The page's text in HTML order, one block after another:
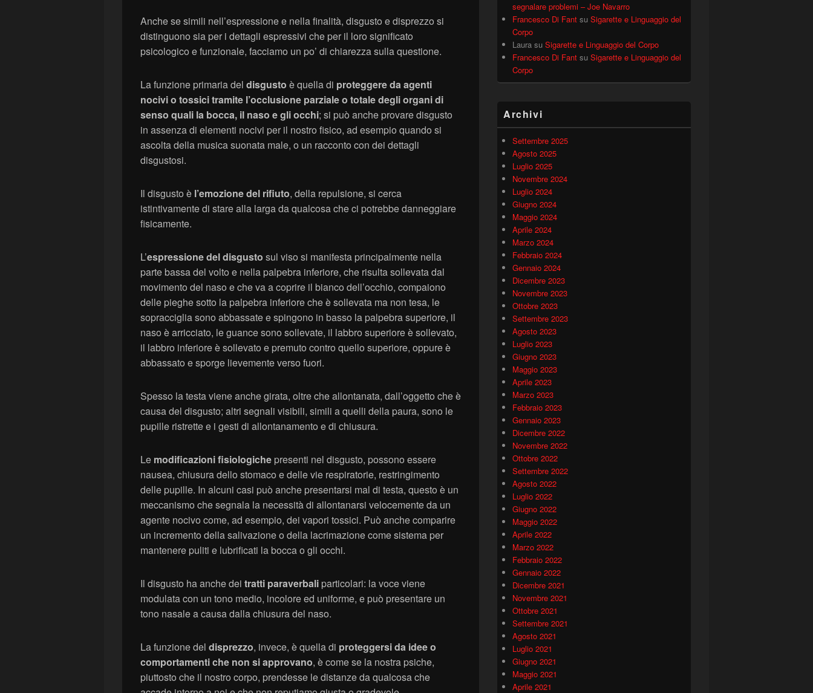
Anche se simili nell’espressione e nella finalità, disgusto e disprezzo si
distinguono sia per i dettagli espressivi che per il loro significato
psicologico e funzionale, facciamo un po’ di chiarezza sulla questione.
La funzione primaria del disgusto è quella di proteggere da agenti
nocivi o tossici tramite l’occlusione parziale o totale degli organi di
senso quali la bocca, il naso e gli occhi; si può anche provare disgusto
in assenza di elementi nocivi per il nostro fisico, ad esempio quando si
ascolta della musica suonata male, o un racconto con dei dettagli
disgustosi.
Il disgusto è l’emozione del rifiuto, della repulsione, si cerca
istintivamente di stare alla larga da qualcosa che ci potrebbe danneggiare
fisicamente.
L’espressione del disgusto sul viso si manifesta principalmente nella
parte bassa del volto e nella palpebra inferiore, che risulta sollevata dal
movimento del naso e che va a coprire il bianco dell’occhio, compaiono
delle pieghe sotto la palpebra inferiore che è sollevata ma non tesa, le
sopracciglia sono abbassate e spingono in basso la palpebra superiore, il
naso è arricciato, le guance sono sollevate, il labbro superiore è sollevato,
il labbro inferiore è sollevato e premuto contro quello superiore, oppure è
abbassato e sporge lievemente verso fuori.
Spesso la testa viene anche girata, oltre che allontanata, dall’oggetto che è
causa del disgusto; altri segnali visibili, simili a quelli della paura, sono le
pupille ristrette e i gesti di allontanamento e di chiusura.
Le modificazioni fisiologiche presenti nel disgusto, possono essere
nausea, chiusura dello stomaco e delle vie respiratorie, restringimento
delle pupille. In alcuni casi può anche presentarsi mal di testa, questo è un
meccanismo che segnala la necessità di allontanarsi velocemente da un
agente nocivo come, ad esempio, dei vapori tossici. Può anche comparire
un incremento della salivazione o della lacrimazione come sistema per
mantenere puliti e lubrificati la bocca o gli occhi.
Il disgusto ha anche dei tratti paraverbali particolari: la voce viene
modulata con un tono medio, incolore ed uniforme, e può presentare un
tono nasale a causa dalla chiusura del naso.
La funzione del disprezzo, invece, è quella di proteggersi da idee o
comportamenti che non si approvano, è come se la nostra psiche,
piuttosto che il nostro corpo, prendesse le distanze da qualcosa che
segnalare problemi – Joe Navarro
Francesco Di Fant su Sigarette e Linguaggio del
Corpo
Laura su Sigarette e Linguaggio del Corpo
Francesco Di Fant su Sigarette e Linguaggio del
Corpo
Archivi
Settembre 2025
Agosto 2025
Luglio 2025
Novembre 2024
Luglio 2024
Giugno 2024
Maggio 2024
Aprile 2024
Marzo 2024
Febbraio 2024
Gennaio 2024
Dicembre 2023
Novembre 2023
Ottobre 2023
Settembre 2023
Agosto 2023
Luglio 2023
Giugno 2023
Maggio 2023
Aprile 2023
Marzo 2023
Febbraio 2023
Gennaio 2023
Dicembre 2022
Novembre 2022
Ottobre 2022
Settembre 2022
Agosto 2022
Luglio 2022
Giugno 2022
Maggio 2022
Aprile 2022
Marzo 2022
Febbraio 2022
Gennaio 2022
Dicembre 2021
Novembre 2021
Ottobre 2021
Settembre 2021
Agosto 2021
Luglio 2021
Giugno 2021
Maggio 2021
Aprile 2021